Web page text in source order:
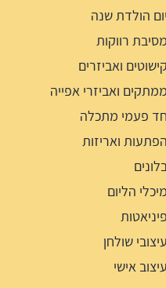
יום הולדת שנה
מסיבת רווקות
קישוטים ואביזרים
ממתקים ואביזרי אפייה
חד פעמי מתכלה
הפתעות ואריזות
מיכלי הליום
פיניאטות
עיצובי שולחן
עיצוב אישי